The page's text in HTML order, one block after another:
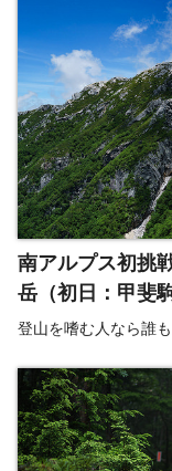
南アルプス初挑
岳（初日：甲斐
登山を嗜む人なら誰